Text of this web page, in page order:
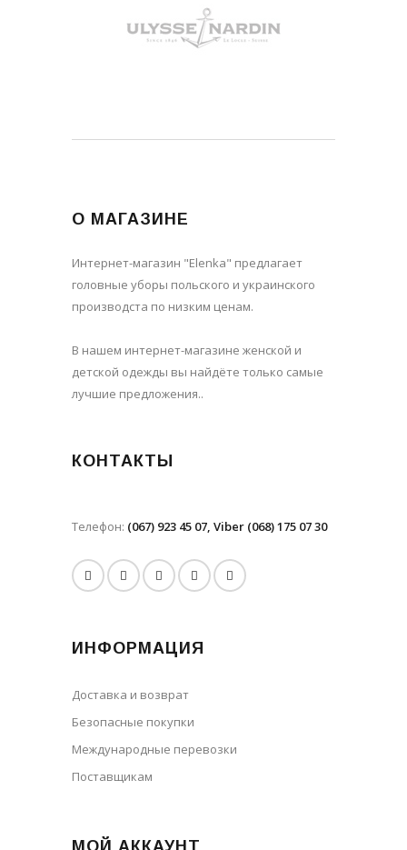
О МАГАЗИНЕ
Интернет-магазин "Elenka" предлагает
головные уборы польского и украинского
производста по низким ценам.
В нашем интернет-магазине женской и
детской одежды вы найдёте только самые
лучшие предложения..
КОНТАКТЫ
Телефон: (067) 923 45 07, Viber (068) 175 07 30
ИНФОРМАЦИЯ
Доставка и возврат
Безопасные покупки
Международные перевозки
Поставщикам
МОЙ АККАУНТ